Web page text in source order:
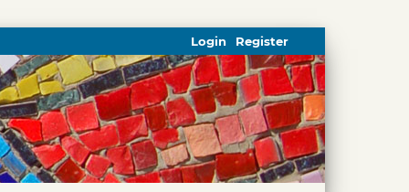
Register
Login